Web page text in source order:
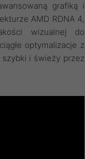
grafiką i
AMD RDNA 4,
wizualnej do
optymalizacje z
i świeży przez